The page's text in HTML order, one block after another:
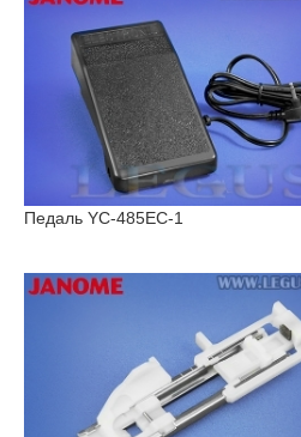
Педаль YC-485EC-1